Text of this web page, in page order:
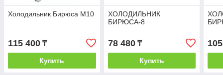
Холодильник Бирюса M10
115 400 ₸
Купить
ХОЛОДИЛЬНИК
БИРЮСА-8
78 480₸
Купить